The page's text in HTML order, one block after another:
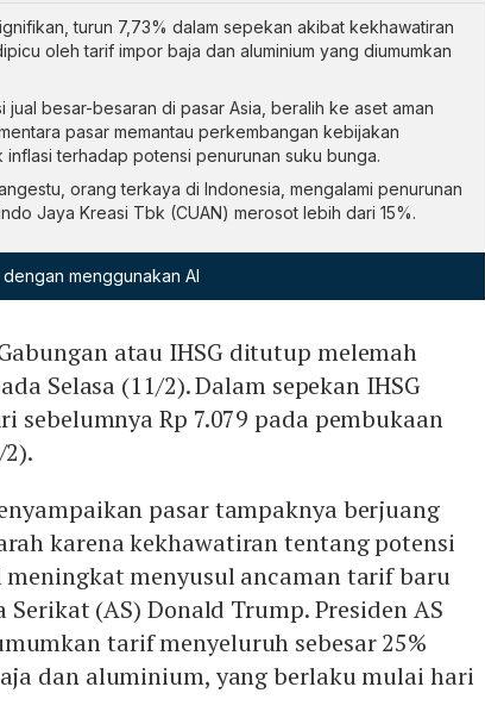
turun 7,73% dalam sepekan akibat kekhawatiran
oleh tarif impor baja dan aluminium yang diumumkan
besar-besaran di pasar Asia, beralih ke aset aman
pasar memantau perkembangan kebijakan
terhadap potensi penurunan suku bunga.
orang terkaya di Indonesia, mengalami penurunan
Jaya Kreasi Tbk (CUAN) merosot lebih dari 15%.
menggunakan AI
atau IHSG ditutup melemah
Selasa (11/2). Dalam sepekan IHSG
sebelumnya Rp 7.079 pada pembukaan
pasar tampaknya berjuang
karena kekhawatiran tentang potensi
meningkat menyusul ancaman tarif baru
(AS) Donald Trump. Presiden AS
tarif menyeluruh sebesar 25%
dan aluminium, yang berlaku mulai hari